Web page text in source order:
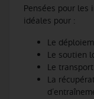
Pensées pour
idéales pour :
Le
Le soutien
Le
La